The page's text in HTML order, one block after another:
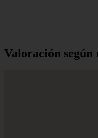
Valoración según